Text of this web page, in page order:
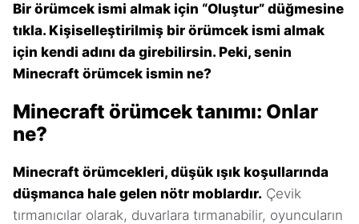
Bir örümcek ismi almak için “Oluştur” düğmesine
tıkla. Kişiselleştirilmiş bir örümcek ismi almak
için kendi adını da girebilirsin. Peki, senin
Minecraft örümcek ismin ne?
Minecraft örümcek tanımı: Onlar
ne?
Minecraft örümcekleri, düşük ışık koşullarında
düşmanca hale gelen nötr moblardır. Çevik
tırmanıcılar olarak, duvarlara tırmanabilir, oyuncuların